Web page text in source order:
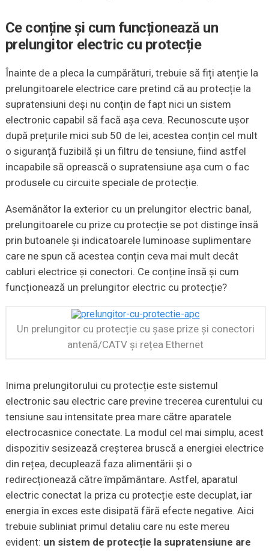
Ce conține și cum funcționează un
prelungitor electric cu protecție
Înainte de a pleca la cumpărături, trebuie să fiți atenție la
prelungitoarele electrice care pretind că au protecție la
supratensiuni deși nu conțin de fapt nici un sistem
electronic capabil să facă așa ceva. Recunoscute ușor
după prețurile mici sub 50 de lei, acestea conțin cel mult
o siguranță fuzibilă și un filtru de tensiune, fiind astfel
incapabile să oprească o supratensiune așa cum o fac
produsele cu circuite speciale de protecție.
Asemănător la exterior cu un prelungitor electric banal,
prelungitoarele cu prize cu protecție se pot distinge însă
prin butoanele și indicatoarele luminoase suplimentare
care ne spun că acestea conțin ceva mai mult decât
cabluri electrice și conectori. Ce conține însă și cum
funcționează un prelungitor electric cu protecție?
Un prelungitor cu protecție cu șase prize și conectori
antenă/CATV și rețea Ethernet
Inima prelungitorului cu protecție este sistemul
electronic sau electric care previne trecerea curentului cu
tensiune sau intensitate prea mare către aparatele
electrocasnice conectate. La modul cel mai simplu, acest
dispozitiv sesizează creșterea bruscă a energiei electrice
din rețea, decuplează faza alimentării și o
redirecționează către împământare. Astfel, aparatul
electric conectat la priza cu protecție este decuplat, iar
energia în exces este disipată fără efecte negative. Aici
trebuie subliniat primul detaliu care nu este mereu
evident: un sistem de protecție la supratensiune are